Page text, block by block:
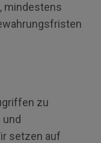
mindestens
zu
setzen auf